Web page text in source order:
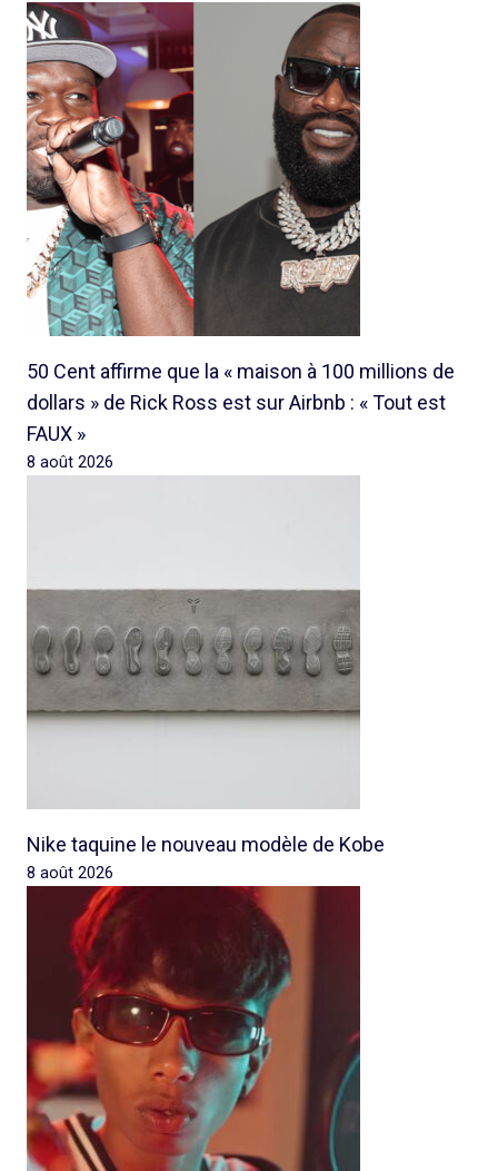
50 Cent affirme que la « maison à 100 millions de
dollars » de Rick Ross est sur Airbnb : « Tout est
FAUX »
8 août 2026
Nike taquine le nouveau modèle de Kobe
8 août 2026